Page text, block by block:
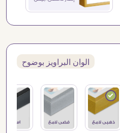
الوان البراويز بوضوح